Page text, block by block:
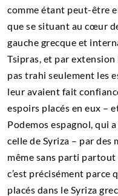
comme étant peut-être
que se situant au cœur
gauche grecque et
Tsipras, et par extension
pas trahi seulement les
leur avaient fait
espoirs placés en eux –
Podemos espagnol, qui
celle de Syriza – par des
même sans parti
c’est précisément parce
placés dans le Syriza